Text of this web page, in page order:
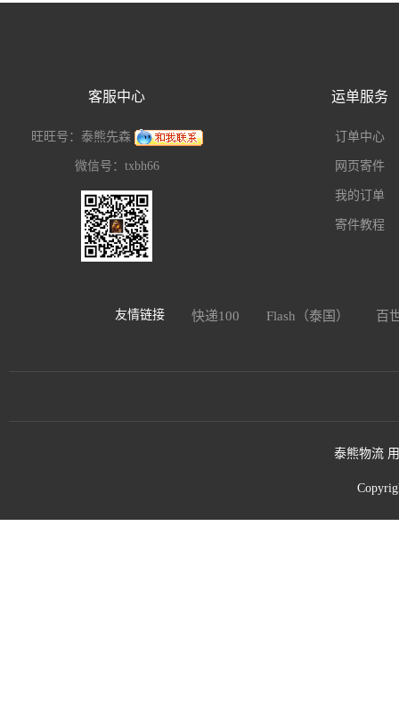
客服中心
旺旺号：泰熊先森
微信号：txbh66
运单服务
订单中心
网页寄件
我的订单
寄件教程
友情链接 快递100 Flash（泰国） 百
泰熊物流